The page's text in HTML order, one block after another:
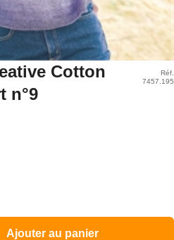
Cotton
n°9
Réf.
7457.195
Ajouter au panier